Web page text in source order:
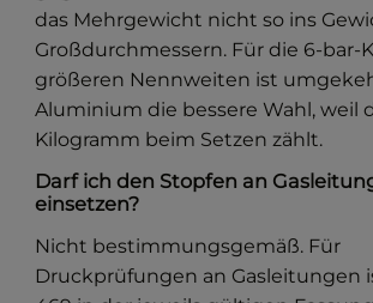
das Mehrgewicht nicht so ins
Großdurchmessern. Für die 6-bar-
größeren Nennweiten ist
Aluminium die bessere Wahl, weil
Kilogramm beim Setzen zählt.
Darf ich den Stopfen an
einsetzen?
Nicht bestimmungsgemäß. Für
Druckprüfungen an Gasleitungen